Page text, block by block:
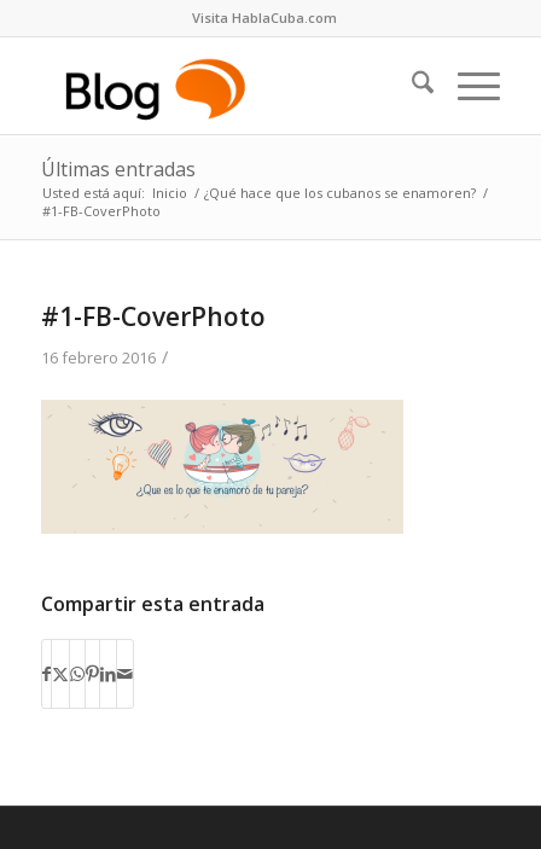
Visita HablaCuba.com
Últimas entradas
Usted está aquí: Inicio / ¿Qué hace que los cubanos se enamoren? /
#1-FB-CoverPhoto
#1-FB-CoverPhoto
16 febrero 2016 /
Compartir esta entrada